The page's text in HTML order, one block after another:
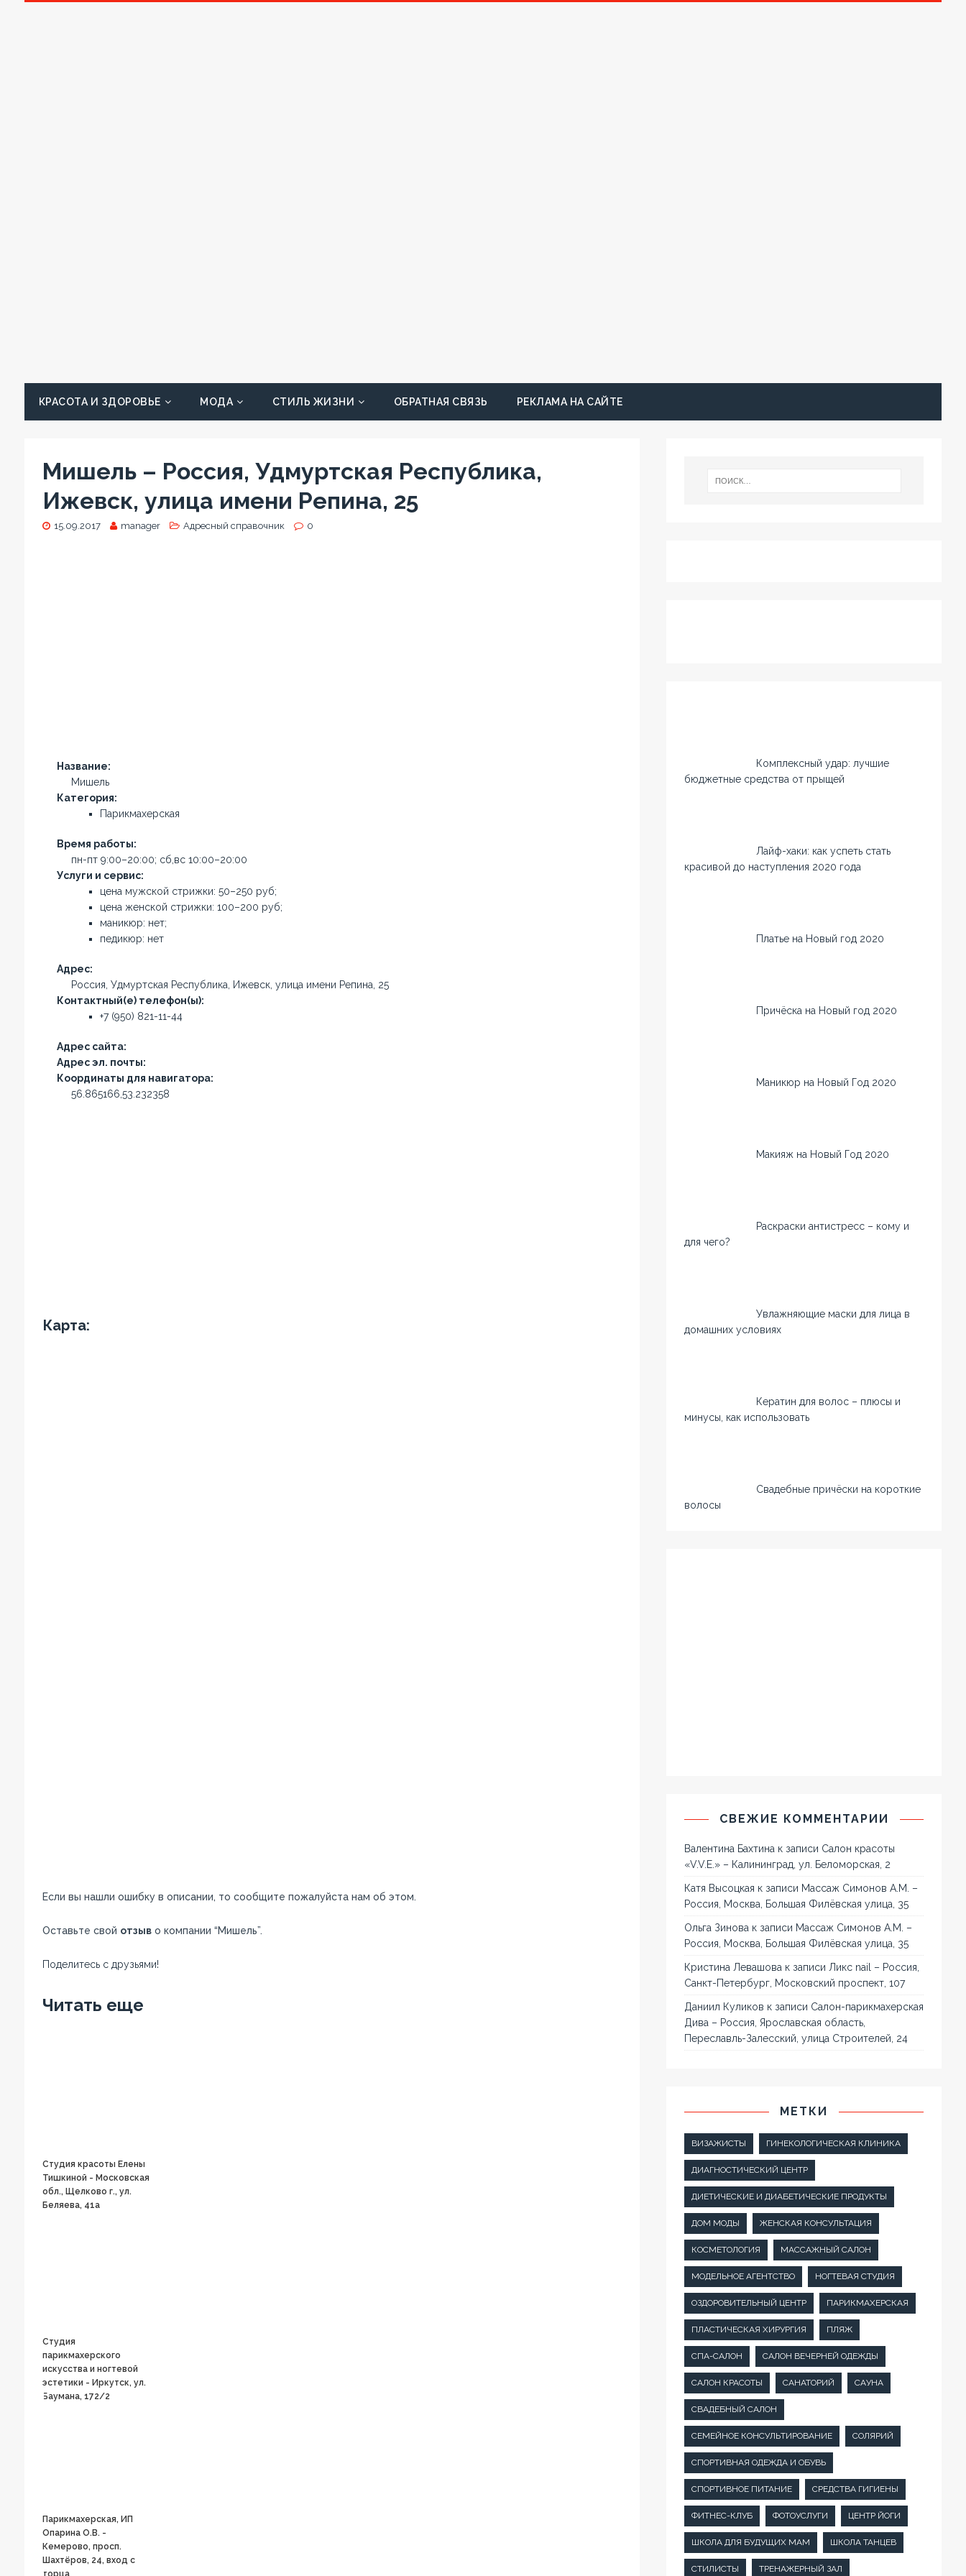
КРАСОТА И ЗДОРОВЬЕ МОДА СТИЛЬ ЖИЗНИ ОБРАТНАЯ СВЯЗЬ РЕКЛАМА НА САЙТЕ
Мишель – Россия, Удмуртская Республика,
Ижевск, улица имени Репина, 25
15.09.2017 manager Адресный справочник 0
Название:
Мишель
Категория:
Парикмахерская
Время работы:
пн-пт 9:00–20:00; сб,вс 10:00–20:00
Услуги и сервис:
цена мужской стрижки: 50–250 руб;
цена женской стрижки: 100–200 руб;
маникюр: нет;
педикюр: нет
Адрес:
Россия, Удмуртская Республика, Ижевск, улица имени Репина, 25
Контактный(е) телефон(ы):
+7 (950) 821-11-44
Адрес сайта:
Адрес эл. почты:
Координаты для навигатора:
56.865166,53.232358
Карта:
Если вы нашли ошибку в описании, то сообщите пожалуйста нам об этом.
Оставьте свой отзыво компании “Мишель”.
Поделитесь с друзьями!
Читать еще
Студия красоты Елены
Тишкиной - Московская
обл., Щелково г., ул.
Беляева, 41а
Студия
парикмахерского
искусства и ногтевой
эстетики - Иркутск, ул.
Баумана, 172/2
Парикмахерская, ИП
Опарина О.В. -
Кемерово, просп.
Шахтёров, 24, вход с
торца
Комплексный удар: лучшие
бюджетные средства от прыщей
Лайф-хаки: как успеть стать
красивой до наступления 2020 года
Платье на Новый год 2020
Причёска на Новый год 2020
Маникюр на Новый Год 2020
Макияж на Новый Год 2020
Раскраски антистресс – кому и
для чего?
Увлажняющие маски для лица в
домашних условиях
Кератин для волос – плюсы и
минусы, как использовать
Свадебные причёски на короткие
волосы
СВЕЖИЕ КОММЕНТАРИИ
Валентина Бахтина к записи Салон красоты
«V.V.E.» – Калининград, ул. Беломорская, 2
Катя Высоцкая к записи Массаж Симонов А.М. –
Россия, Москва, Большая Филёвская улица, 35
Ольга Зинова к записи Массаж Симонов А.М. –
Россия, Москва, Большая Филёвская улица, 35
Кристина Левашова к записиЛикс nail – Россия,
Санкт-Петербург, Московский проспект, 107
Даниил Куликов к записи Салон-парикмахерская
Дива – Россия, Ярославская область,
Переславль-Залесский, улица Строителей, 24
МЕТКИ
ВИЗАЖИСТЫ ГИНЕКОЛОГИЧЕСКАЯ КЛИНИКА
ДИАГНОСТИЧЕСКИЙ ЦЕНТР
ДИЕТИЧЕСКИЕ И ДИАБЕТИЧЕСКИЕ ПРОДУКТЫ
ДОМ МОДЫ ЖЕНСКАЯ КОНСУЛЬТАЦИЯ
КОСМЕТОЛОГИЯ МАССАЖНЫЙ САЛОН
МОДЕЛЬНОЕ АГЕНТСТВО НОГТЕВАЯ СТУДИЯ
ОЗДОРОВИТЕЛЬНЫЙ ЦЕНТР ПАРИКМАХЕРСКАЯ
ПЛАСТИЧЕСКАЯ ХИРУРГИЯ ПЛЯЖ
СПА-САЛОН САЛОН ВЕЧЕРНЕЙ ОДЕЖДЫ
САЛОН КРАСОТЫ САНАТОРИЙ САУНА
СВАДЕБНЫЙ САЛОН
СЕМЕЙНОЕ КОНСУЛЬТИРОВАНИЕ СОЛЯРИЙ
СПОРТИВНАЯ ОДЕЖДА И ОБУВЬ
СПОРТИВНОЕ ПИТАНИЕ СРЕДСТВА ГИГИЕНЫ
ФИТНЕС-КЛУБ ФОТОУСЛУГИ ЦЕНТР ЙОГИ
ШКОЛА ДЛЯ БУДУЩИХ МАМ ШКОЛА ТАНЦЕВ
СТИЛИСТЫ ТРЕНАЖЕРНЫЙ ЗАЛ